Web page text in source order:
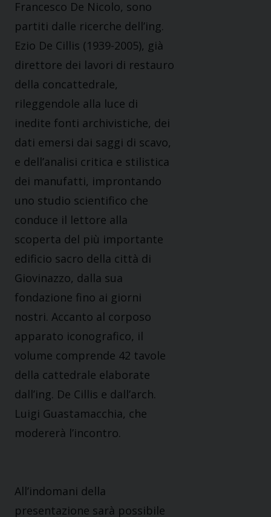
Francesco De Nicolo, sono
partiti dalle ricerche dell’ing.
Ezio De Cillis (1939-2005), già
direttore dei lavori di restauro
della concattedrale,
rileggendole alla luce di
inedite fonti archivistiche, dei
dati emersi dai saggi di scavo,
e dell’analisi critica e stilistica
dei manufatti, improntando
uno studio scientifico che
conduce il lettore alla
scoperta del più importante
edificio sacro della città di
Giovinazzo, dalla sua
fondazione fino ai giorni
nostri. Accanto al corposo
apparato iconografico, il
volume comprende 42 tavole
della cattedrale elaborate
dall’ing. De Cillis e dall’arch.
Luigi Guastamacchia, che
modererà l’incontro.
All’indomani della
presentazione sarà possibile